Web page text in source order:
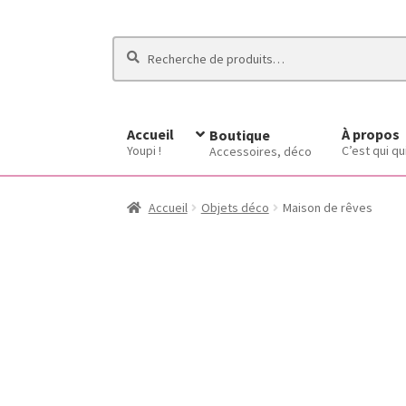
pour :
Accueil
Youpi !
Boutique
Accessoires, déco
À propos
C’est qui
Accueil Objets déco Maison de rêves